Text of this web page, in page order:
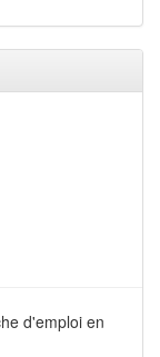
d'emploi en